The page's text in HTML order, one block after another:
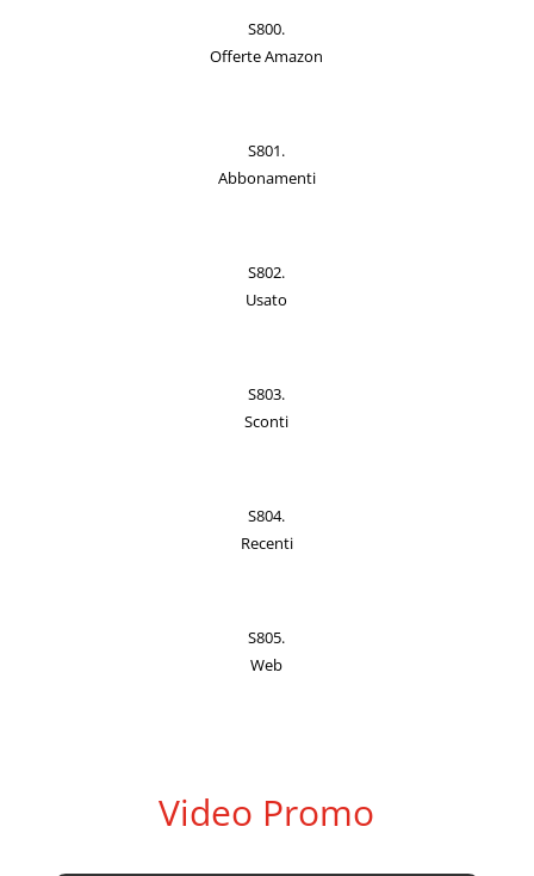
S800.
Offerte Amazon
S801.
Abbonamenti
S802.
Usato
S803.
Sconti
S804.
Recenti
S805.
Web
Video Promo